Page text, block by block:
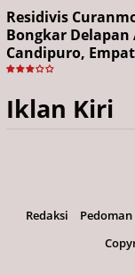
Residivis
Bongkar
Candipuro,
Iklan Kiri
Redaksi